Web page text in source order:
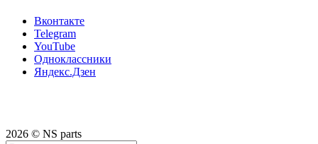
Вконтакте
Telegram
YouTube
Одноклассники
Яндекс.Дзен
2026 © NS parts